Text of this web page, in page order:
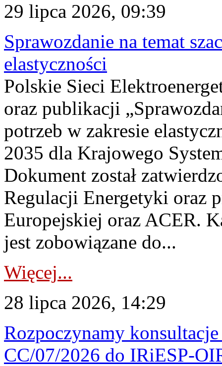
29 lipca 2026, 09:39
Sprawozdanie na temat
elastyczności
Polskie Sieci
oraz publikacji
potrzeb w zakresie
2035 dla Krajowego
Dokument został
Regulacji Energetyki oraz
Europejskiej oraz ACER.
jest zobowiązane do...
Więcej...
28 lipca 2026, 14:29
Rozpoczynamy
CC/07/2026 do IRiESP-